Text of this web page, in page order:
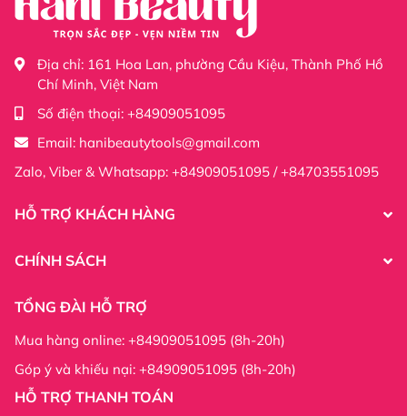
Địa chỉ: 161 Hoa Lan, phường Cầu Kiệu, Thành Phố Hồ
Chí Minh, Việt Nam
Số điện thoại: +84909051095
Email: hanibeautytools@gmail.com
Zalo, Viber & Whatsapp: +84909051095 / +84703551095
HỖ TRỢ KHÁCH HÀNG
CHÍNH SÁCH
TỔNG ĐÀI HỖ TRỢ
Mua hàng online: +84909051095 (8h-20h)
Góp ý và khiếu nại: +84909051095 (8h-20h)
HỖ TRỢ THANH TOÁN